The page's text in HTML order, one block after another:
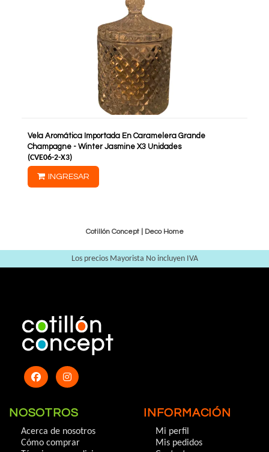
Vela Aromática Importada En Caramelera Grande
Champagne - Winter Jasmine X3 Unidades
(CVE06-2-X3)
INGRESAR
Cotillón Concept | Deco Home
Los precios Mayorista No incluyen IVA
NOSOTROS
Acerca de nosotros
Cómo comprar
INFORMACIÓN
Mi perfil
Mis pedidos